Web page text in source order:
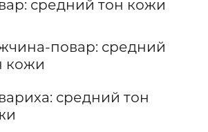
средний тон кожи
повар: средний
кожи
средний тон